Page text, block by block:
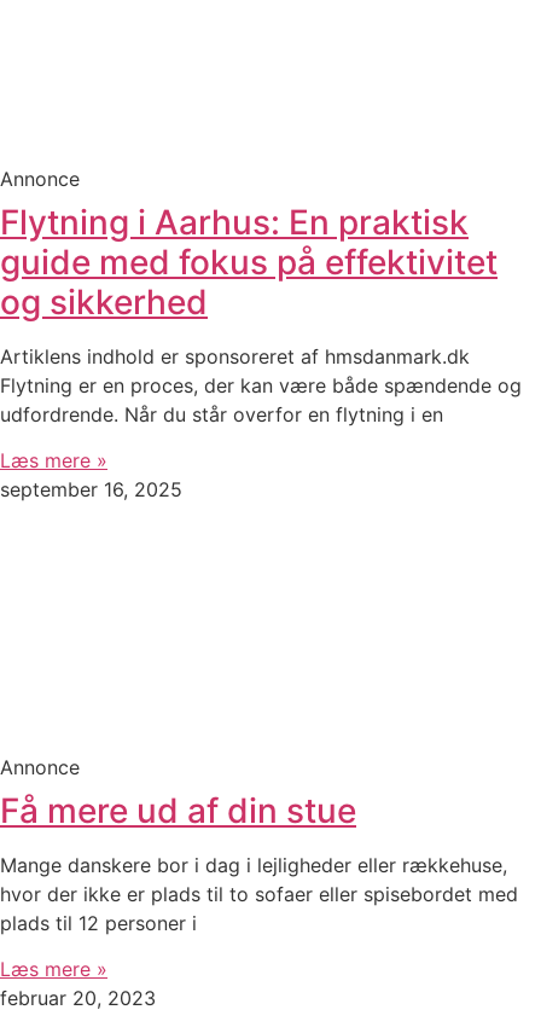
Annonce
Flytning i Aarhus: En praktisk
guide med fokus på effektivitet
og sikkerhed
Artiklens indhold er sponsoreret af hmsdanmark.dk
Flytning er en proces, der kan være både spændende og
udfordrende. Når du står overfor en flytning i en
Læs mere »
september 16, 2025
Annonce
Få mere ud af din stue
Mange danskere bor i dag i lejligheder eller rækkehuse,
hvor der ikke er plads til to sofaer eller spisebordet med
plads til 12 personer i
Læs mere »
februar 20, 2023